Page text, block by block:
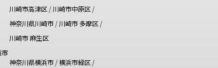
川崎市高津区/川崎市中原区/
神奈川県川崎市/川崎市 多摩区/
川崎市 麻生区
神奈川県横浜市/ 横浜市緑区/